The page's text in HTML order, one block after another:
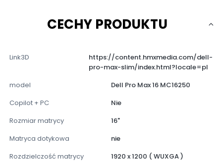
CECHY PRODUKTU
Link3D
https://content.hmxmedia.com/dell-
pro-max-slim/index.html?locale=pl
model
Dell Pro Max 16 MC16250
Copilot + PC
Nie
Rozmiar matrycy
16"
Matryca dotykowa
nie
Rozdzielczość matrycy
1920 x 1200 ( WUXGA )